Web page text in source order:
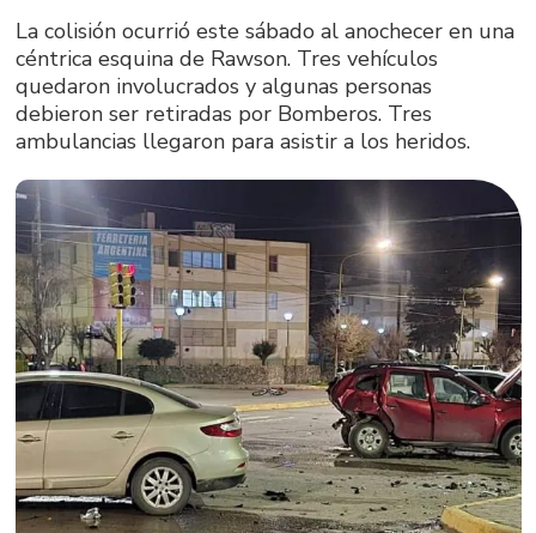
La colisión ocurrió este sábado al anochecer en una
céntrica esquina de Rawson. Tres vehículos
quedaron involucrados y algunas personas
debieron ser retiradas por Bomberos. Tres
ambulancias llegaron para asistir a los heridos.